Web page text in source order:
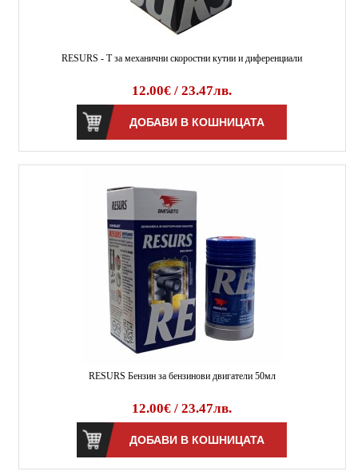
RESURS - Т за механични скоростни кутии и диференциали
12.00€ / 23.47лв.
RESURS Бензин за бензинови двигатели 50мл
12.00€ / 23.47лв.